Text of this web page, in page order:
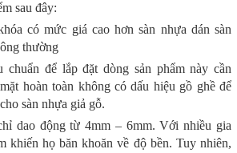
sau đây:
có mức giá cao hơn sàn nhựa dán sàn
thường
chuẩn để lắp đặt dòng sản phẩm này cần
hoàn toàn không có dấu hiệu gồ ghề để
sàn nhựa giả gỗ.
dao động từ 4mm – 6mm. Với nhiều gia
khiến họ băn khoăn về độ bền. Tuy nhiên,